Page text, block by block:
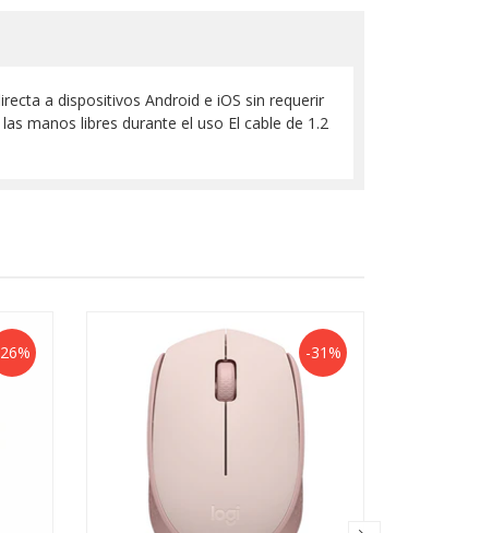
a dispositivos Android e iOS sin requerir
manos libres durante el uso El cable de 1.2
-31%